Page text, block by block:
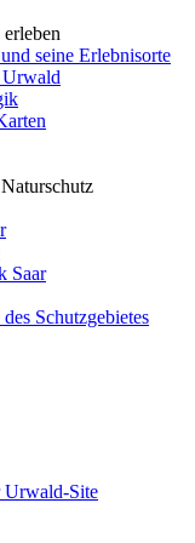
seine Erlebnisorte
Urwald
Saar
Schutzgebietes
Urwald-Site